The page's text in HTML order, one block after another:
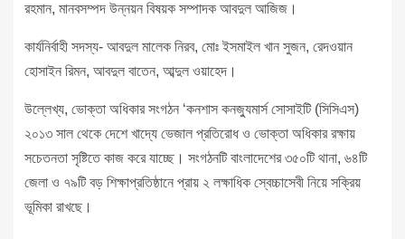
রহমান, মানবসম্পদ উন্নয়ন বিষয়ক সম্পাদক আবদুল আজিজ।
কার্যনির্বাহী সদস্য- আবদুল মালেক নিরব, মোঃ ইসমাইল খান সুজন, রেদওয়ান
হোসাইন রিমন, আবদুল বাতেন, আব্দুল ওয়াহেদ।
উল্লেখ্য, ভোক্তা অধিকার সংগঠন ‘কনশাস কনজ্যুমার্স সোসাইটি (সিসিএস)
২০১৩ সাল থেকে দেশে খাদ্যে ভেজাল প্রতিরোধ ও ভোক্তা অধিকার রক্ষায়
সচেতনতা সৃষ্টিতে কাজ করে যাচ্ছে। সংগঠনটি বাংলাদেশের ৩৫০টি থানা, ৬৪টি
জেলা ও ৭৯টি বড় শিক্ষাপ্রতিষ্ঠানে প্রায় ২ লক্ষাধিক স্বেচ্চাসেবী নিয়ে সক্রিয়
ভূমিকা রাখছে।